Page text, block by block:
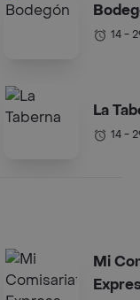
14 -
La
14 -
Mi